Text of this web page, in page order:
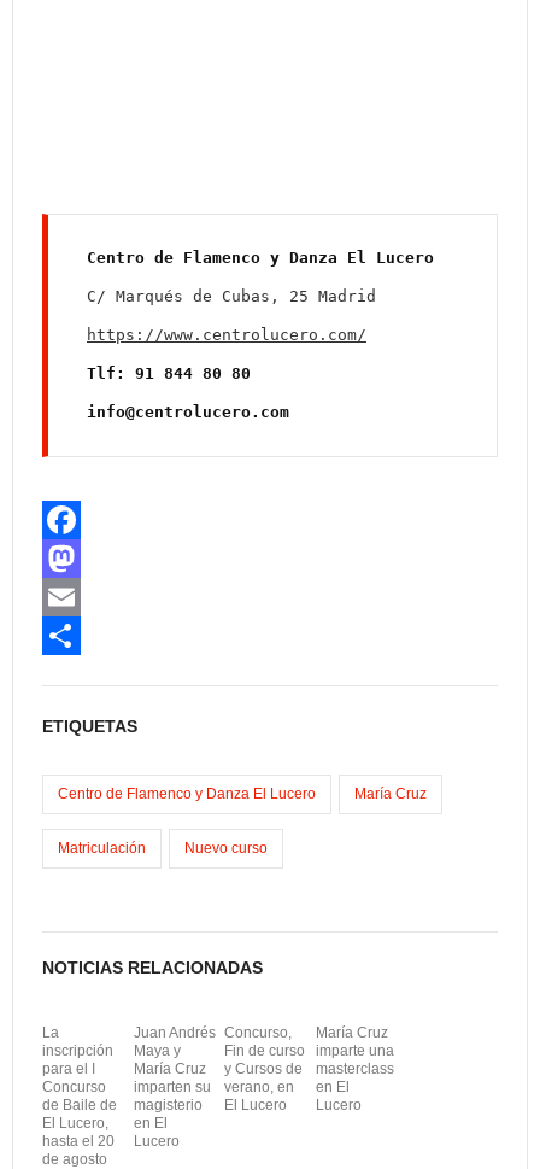
https://www.centrolucero.com/
Tlf: 91 844 80 80
info@centrolucero.com
F
a
c
k
M
a
o
n
E
a
r
ETIQUETAS
Centro de Flamenco y Danza El Lucero María Cruz
Matriculación Nuevo curso
NOTICIAS RELACIONADAS
La
inscripción
para el I
Concurso
de Baile de
El Lucero,
hasta el 20
de agosto
Juan Andrés
Maya y
María Cruz
imparten su
magisterio
en El
Lucero
Concurso,
Fin de curso
y Cursos de
verano, en
El Lucero
María Cruz
imparte una
masterclass
en El
Lucero